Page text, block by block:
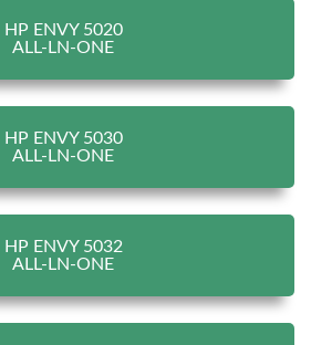
HP ENVY 5020
ALL-LN-ONE
HP ENVY 5030
ALL-LN-ONE
HP ENVY 5032
ALL-LN-ONE